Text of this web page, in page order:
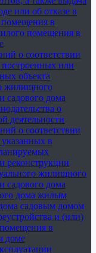
или об отказе в
в
помещения в
о соответствии
построенных или
объекта
жилищного
садового дома
о
деятельности
о соответствии
в
реконструкции
жилищного
садового дома
дома жилым
садовым домом
и (или)
в
доме